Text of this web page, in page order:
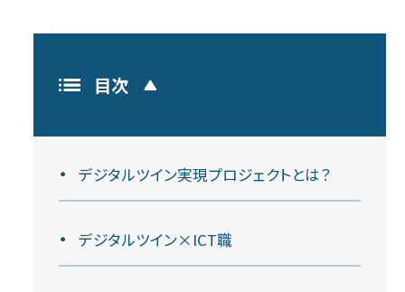
目次
デジタルツイン実現プロジェクトとは？
デジタルツイン×ICT職